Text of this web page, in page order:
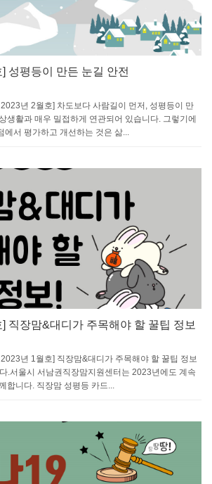
성평등이 만든 눈길 안전
년 2월호] 차도보다 사람길이 먼저, 성평등이 만
생활과 매우 밀접하게 연관되어 있습니다. 그렇기에
에서 평가하고 개선하는 것은 삶...
직장맘&대디가 주목해야 할 꿀팁 정보
년 1월호] 직장맘&대디가 주목해야 할 꿀팁 정보
.서울시 서남권직장맘지원센터는 2023년에도 계속
합니다. 직장맘 성평등 카드...